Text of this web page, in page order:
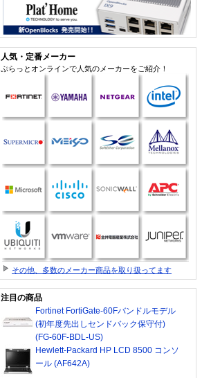
人気・定番メーカー
ぷらっとオンラインで人気のメーカーをご紹介！
その他、多数のメーカー商品を取り扱ってます
注目の商品
Fortinet FortiGate-60Fバンドルモデル
(初年度先出しセンドバック保守付)
(FG-60F-BDL-US)
Hewlett-Packard HP LCD 8500 コンソ
ール (AF642A)